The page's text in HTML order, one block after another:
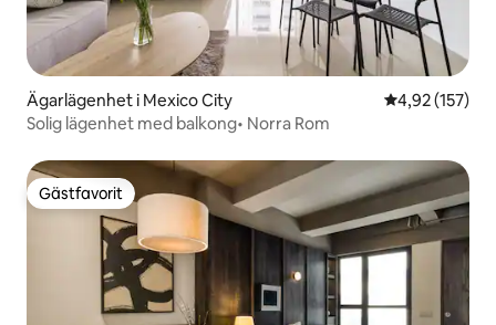
Ägarlägenhet i Mexico City 4,92 av 5 i
4,92 (157)
Solig lägenhet med balkong• Norra Rom
Gästfavorit
Gästfavorit